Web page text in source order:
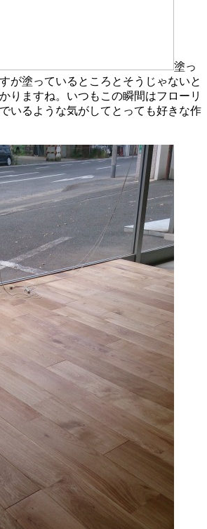
塗っ
が塗っているところとそうじゃないと
りますね。いつもこの瞬間はフローリ
いるような気がしてとっても好きな作